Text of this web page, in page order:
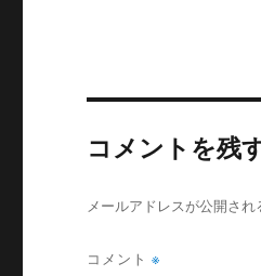
コメントを残
メールアドレスが公開され
コメント※